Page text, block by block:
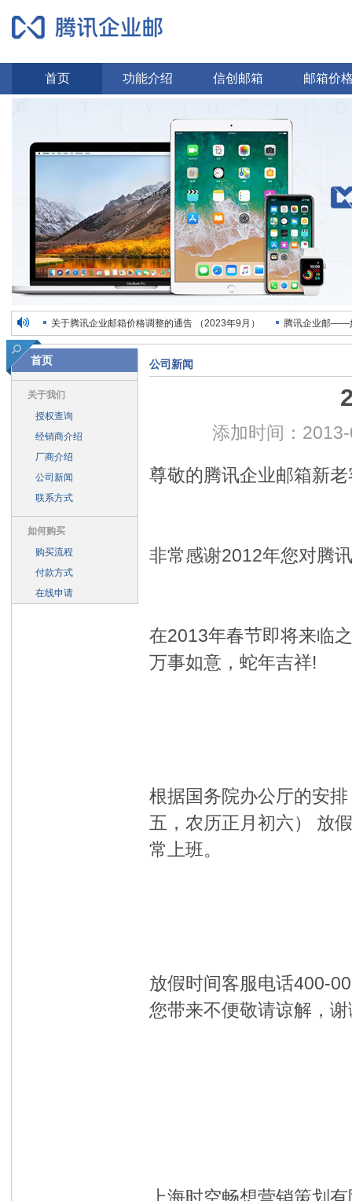
首页 功能介绍 信创邮箱 邮箱价
关于腾讯企业邮箱价格调整的通告 （2023年9月） 腾讯企业邮——
时空畅想招聘电话销售，业务精英 感谢众多客户的信任与支持
一个网站等于有了三个，电脑、手机、平板完美显示
打通微信布局移动化 腾讯企业邮箱玩法翻新 与时俱进 企业邮箱焕
浴火重生 QQ邮箱绝地反击——腾讯企业邮箱团队的故事
腾讯有望跻身全球IT企业市值前十名 上海时空畅想2014年春节放假
腾讯企业邮箱上海站客户见面会“信”随我动，一路“邮”你 上海时空
2013年购买腾讯企业邮箱 送 腾讯通RTX
腾讯推企业邮箱iPhone App 助企业管理更高效 企业邮箱遭到黑客
2011年国内邮箱市场概览 QQ邮箱占四成江山 约为网易两倍
腾讯企业邮箱-2012年6月18日：群发邮件很轻松 腾讯企业邮箱-在
腾讯企业邮箱-2012年7月12日：限制成员外发 腾讯企业邮箱-
首页
关于我们
授权查询
经销商介绍
厂商介绍
公司新闻
联系方式
如何购买
购买流程
付款方式
在线申请
公司新闻
添加时间：
尊敬的腾讯企业邮箱新
非常感谢2012年您对腾
在2013年春节即将来临
万事如意，蛇年吉祥!
根据国务院办公厅的安
五，农历正月初六） 放
常上班。
放假时间客服电话400-
您带来不便敬请谅解，